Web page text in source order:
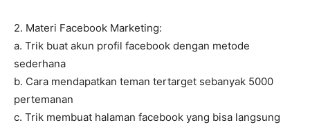
2. Materi Facebook Marketing:
a. Trik buat akun profil facebook dengan metode
sederhana
b. Cara mendapatkan teman tertarget sebanyak 5000
pertemanan
c. Trik membuat halaman facebook yang bisa langsung